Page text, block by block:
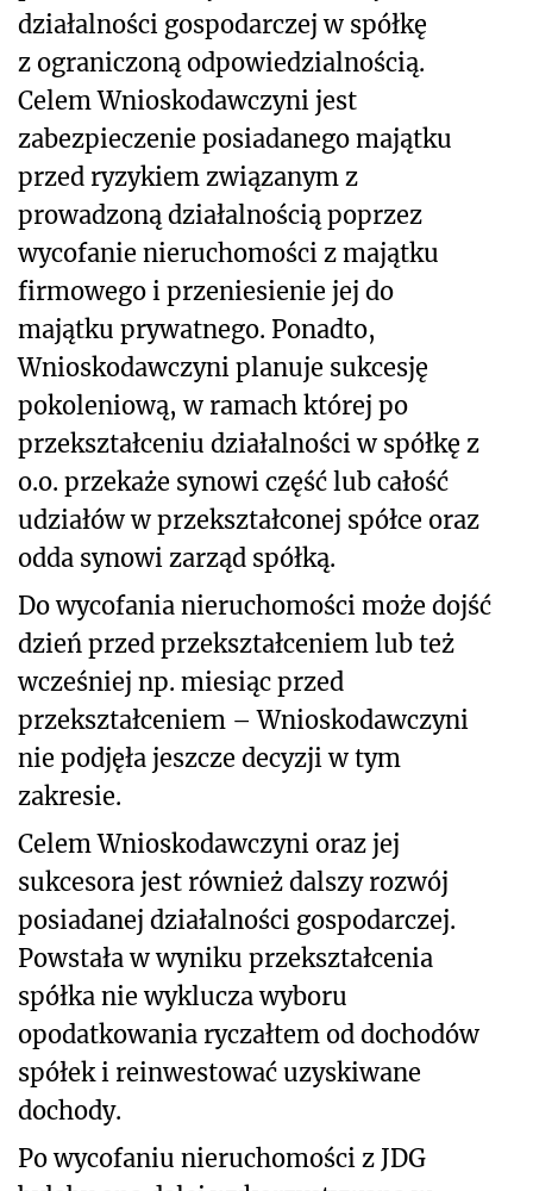
działalności gospodarczej w spółkę
z ograniczoną odpowiedzialnością.
Celem Wnioskodawczyni jest
zabezpieczenie posiadanego majątku
przed ryzykiem związanym z
prowadzoną działalnością poprzez
wycofanie nieruchomości z majątku
firmowego i przeniesienie jej do
majątku prywatnego. Ponadto,
Wnioskodawczyni planuje sukcesję
pokoleniową, w ramach której po
przekształceniu działalności w spółkę z
o.o. przekaże synowi część lub całość
udziałów w przekształconej spółce oraz
odda synowi zarząd spółką.
Do wycofania nieruchomości może dojść
dzień przed przekształceniem lub też
wcześniej np. miesiąc przed
przekształceniem – Wnioskodawczyni
nie podjęła jeszcze decyzji w tym
zakresie.
Celem Wnioskodawczyni oraz jej
sukcesora jest również dalszy rozwój
posiadanej działalności gospodarczej.
Powstała w wyniku przekształcenia
spółka nie wyklucza wyboru
opodatkowania ryczałtem od dochodów
spółek i reinwestować uzyskiwane
dochody.
Po wycofaniu nieruchomości z JDG